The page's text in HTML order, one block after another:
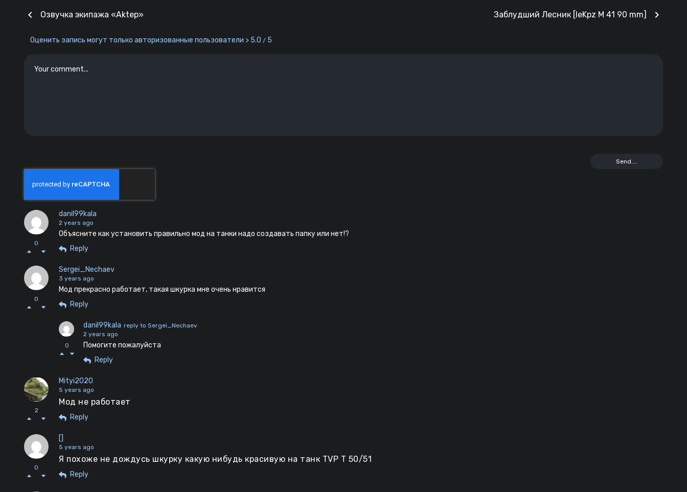
chevron_left Озвучка экипажа «Aktep» Заблудший Лесник [leKpz M 41 90 mm] chevron_right
Оценить запись могут только авторизованные пользователи > 5.0 / 5
0
danil99kala
2 years ago
Объясните как установить правильно мод на танки надо создавать папку или нет!?
Reply
0
Sergei_Nechaev
3 years ago
Мод прекрасно работает, такая шкурка мне очень нравится
Reply
0
danil99kala reply to Sergei_Nechaev
2 years ago
Помогите пожалуйста
Reply
2
Mityi2020
5 years ago
Мод не работает
Reply
0
[]
5 years ago
Я похоже не дождусь шкурку какую нибудь красивую на танк TVP T 50/51
Reply